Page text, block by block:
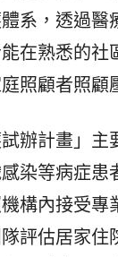
系，透過醫
在熟悉的社
照顧者照顧
辦計畫」主
染等病症患
構內接受專
評估居家住